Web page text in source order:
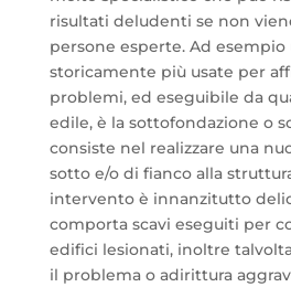
risultati deludenti se non
persone esperte. Ad
storicamente più usate per
problemi, ed eseguibile da
edile, è la sottofondazione o
consiste nel realizzare una
sotto e/o di fianco alla
intervento è innanzitutto
comporta scavi eseguiti per
edifici lesionati, inoltre
il problema o adirittura